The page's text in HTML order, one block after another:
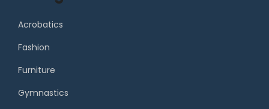
Acrobatics
Fashion
Furniture
Gymnastics